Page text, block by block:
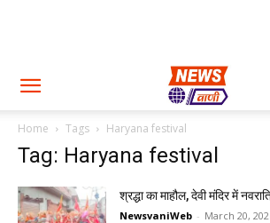
Home Tags Haryana festival
Tag: Haryana festival
श्रद्धा का माहौल, देवी मंदिर में
NewsvaniWeb - March 20,